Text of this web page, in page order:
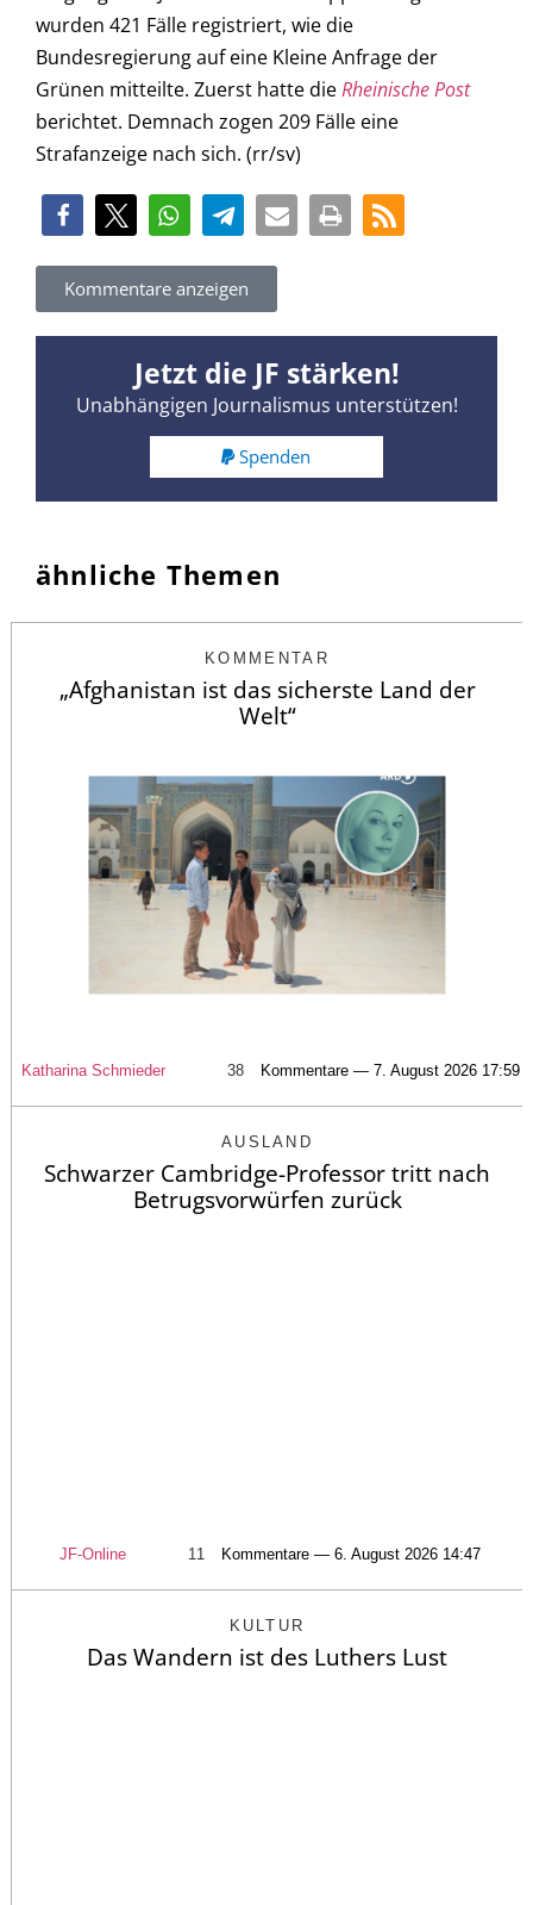
wurden 421 Fälle registriert, wie die
Bundesregierung auf eine Kleine Anfrage der
Grünen mitteilte. Zuerst hatte dieRheinische Post
berichtet. Demnach zogen 209 Fälle eine
Strafanzeige nach sich. (rr/sv)
Kommentare anzeigen
Jetzt die JF stärken!
Unabhängigen Journalismus unterstützen!
Spenden
ähnliche Themen
KOMMENTAR
„Afghanistan ist das sicherste Land der
Welt“
Katharina Schmieder 38 Kommentare — 7. August 2026 17:59
AUSLAND
Schwarzer Cambridge-Professor tritt nach
Betrugsvorwürfen zurück
JF-Online 11 Kommentare — 6. August 2026 14:47
KULTUR
Das Wandern ist des Luthers Lust